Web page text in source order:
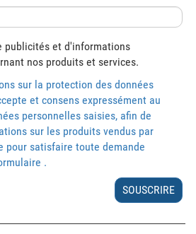
publicités et d'informations
nos produits et services.
sur la protection des données
et consens expressément au
personnelles saisies, afin de
sur les produits vendus par
pour satisfaire toute demande
.
SOUSCRIRE